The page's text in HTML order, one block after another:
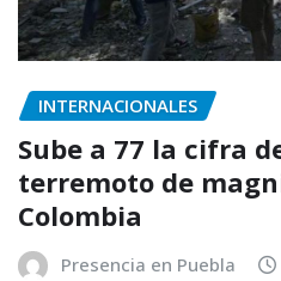
INTERNACIONALES
Sube a 77 la cifra
terremoto de
Colombia
Presencia en Puebla